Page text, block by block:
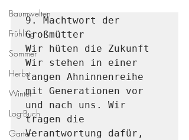
Baumwelten
Frühling
Sommer
Herbst
Winter
Log-Buch
Garten
9. Machtwort der
Großmütter
Wir hüten die Zukunft
Wir stehen in einer
langen Ahninnenreihe
mit Generationen vor
und nach uns. Wir
tragen die
Verantwortung dafür,